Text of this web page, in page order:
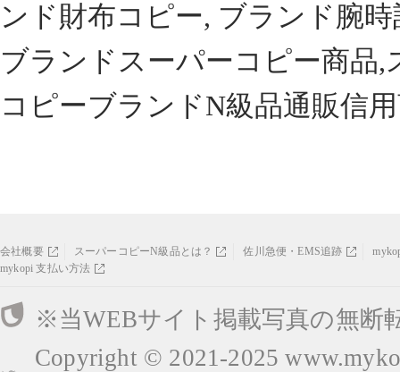
ンド財布コピー, ブランド腕
ブランドスーパーコピー商品
コピーブランドN級品通販信
会社概要 スーパーコピーN級品とは？ 佐川急便・EMS追跡
mykopi 支払い方法
※当WEBサイト掲載写真の無断
Copyright © 2021-2025